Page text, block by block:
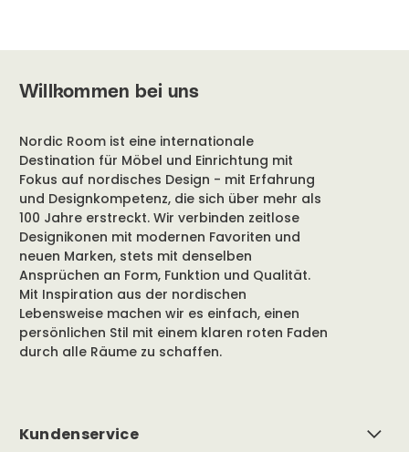
Willkommen bei uns
Nordic Room ist eine internationale
Destination für Möbel und Einrichtung mit
Fokus auf nordisches Design - mit Erfahrung
und Designkompetenz, die sich über mehr als
100 Jahre erstreckt. Wir verbinden zeitlose
Designikonen mit modernen Favoriten und
neuen Marken, stets mit denselben
Ansprüchen an Form, Funktion und Qualität.
Mit Inspiration aus der nordischen
Lebensweise machen wir es einfach, einen
persönlichen Stil mit einem klaren roten Faden
durch alle Räume zu schaffen.
Kundenservice